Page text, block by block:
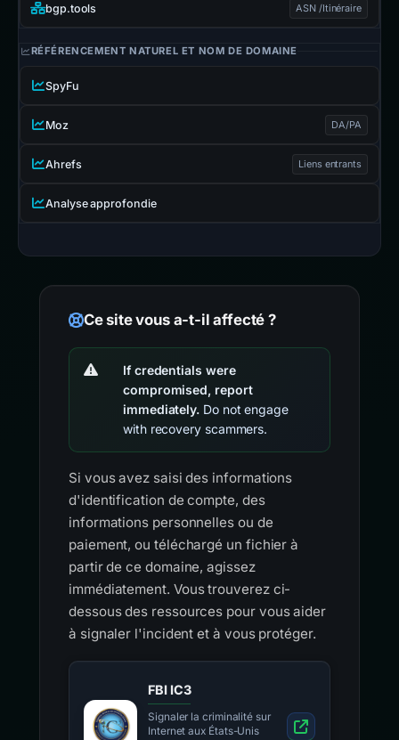
bgp.tools ASN /Itinéraire
RÉFÉRENCEMENT NATUREL ET NOM DE DOMAINE
SpyFu
Moz DA/PA
Ahrefs Liens entrants
Analyse approfondie
Ce site vous a-t-il affecté ?
If credentials were
compromised, report
immediately. Do not engage
with recovery scammers.
Si vous avez saisi des informations
d'identification de compte, des
informations personnelles ou de
paiement, ou téléchargé un fichier à
partir de ce domaine, agissez
immédiatement. Vous trouverez ci-
dessous des ressources pour vous aider
à signaler l'incident et à vous protéger.
FBI IC3
Signaler la criminalité sur
Internet aux États-Unis